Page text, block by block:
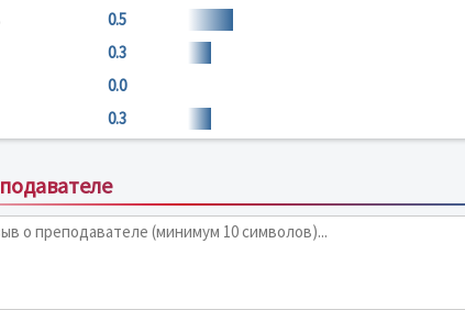
0.5
0.3
0.0
0.3